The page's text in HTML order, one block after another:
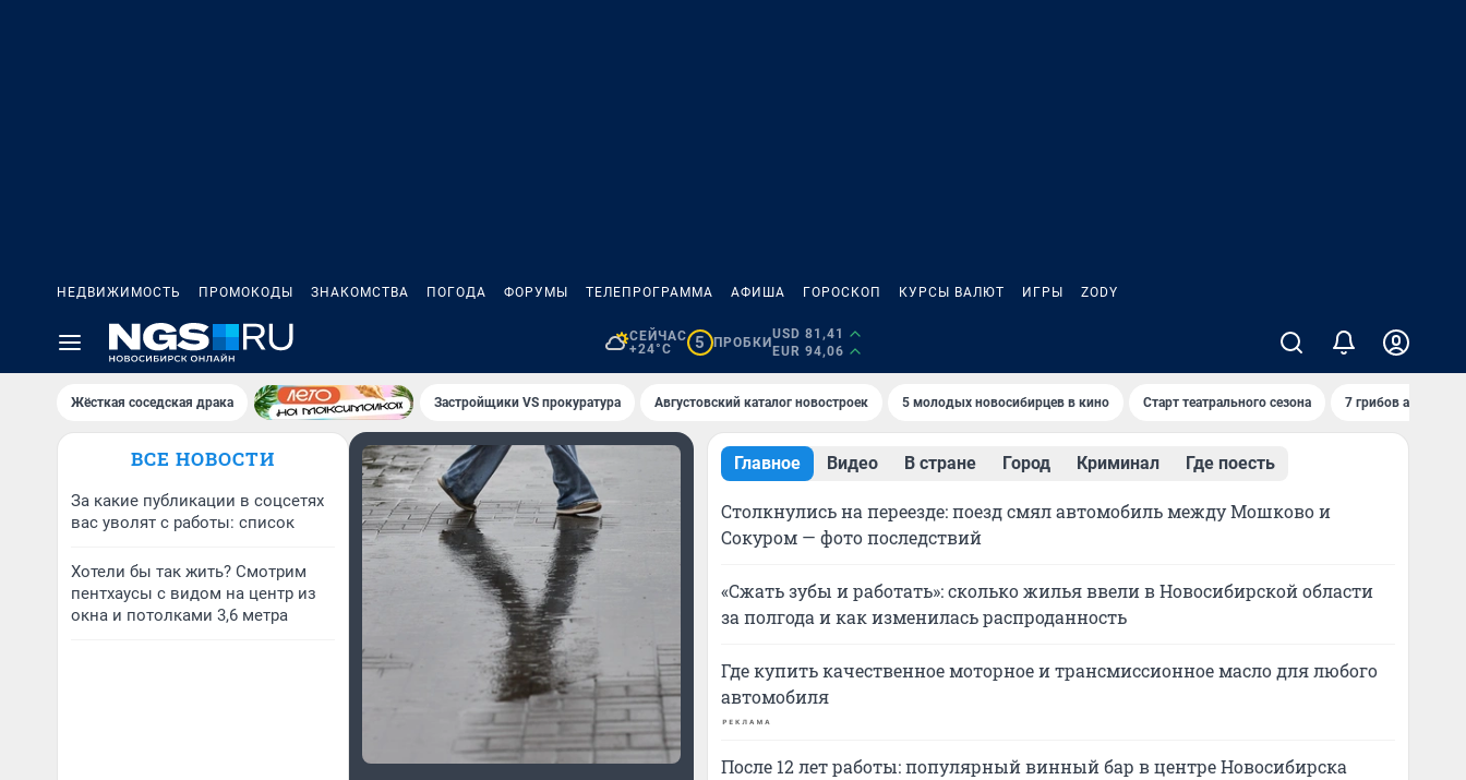
НЕДВИЖИМОСТЬ ПРОМОКОДЫ ЗНАКОМСТВА ПОГОДА ФОРУМЫ ТЕЛЕПРОГРАММА АФИША ГОРОСКОП КУРСЫ ВАЛЮТ ИГРЫ ZODY
СЕЙЧАС
+24°C
5 ПРОБКИ
USD 81,41
EUR 94,06
Жёсткая соседская драка Застройщики VS прокуратура Августовский каталог новостроек 5 молодых новосибирцев в кино Старт театрального сезона 7 грибов августа
ВСЕ НОВОСТИ
За какие публикации в соцсетях
вас уволят с работы: список
Хотели бы так жить? Смотрим
пентхаусы с видом на центр из
окна и потолками 3,6 метра
Главное Видео В стране Город Криминал Где поесть
Столкнулись на переезде: поезд смял автомобиль между Мошково и
Сокуром — фото последствий
«Сжать зубы и работать»: сколько жилья ввели в Новосибирской области
за полгода и как изменилась распроданность
Где купить качественное моторное и трансмиссионное масло для любого
автомобиля
После 12 лет работы: популярный винный бар в центре Новосибирска